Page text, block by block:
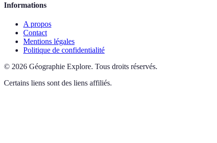
Informations
A propos
Contact
Mentions légales
Politique de confidentialité
© 2026 Géographie Explore. Tous droits réservés.
Certains liens sont des liens affiliés.